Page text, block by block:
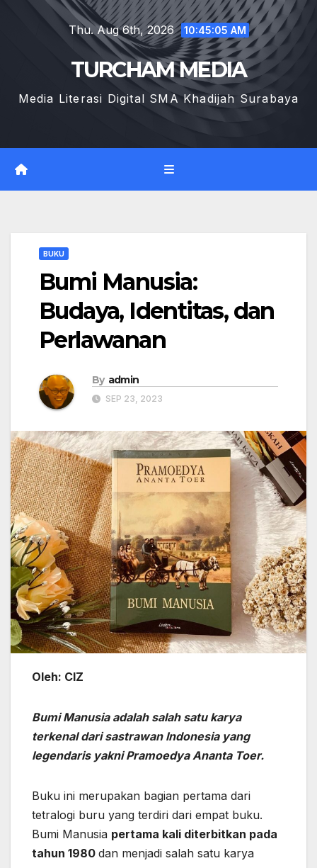
Thu. Aug 6th, 2026 10:45:06 AM
TURCHAM MEDIA
Media Literasi Digital SMA Khadijah Surabaya
BUKU
Bumi Manusia:
Budaya, Identitas, dan
Perlawanan
By admin
SEP 23, 2023
Oleh: CIZ
Bumi Manusia adalah salah satu karya
terkenal dari sastrawan Indonesia yang
legendaris yakni Pramoedya Ananta Toer.
Buku ini merupakan bagian pertama dari
tetralogi buru yang terdiri dari empat buku.
Bumi Manusia pertama kali diterbitkan pada
tahun 1980 dan menjadi salah satu karya